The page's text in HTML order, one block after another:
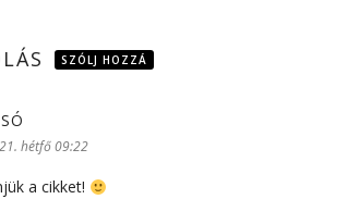
SZÓLJ HOZZÁ
hétfő 09:22
a cikket!